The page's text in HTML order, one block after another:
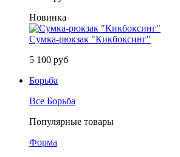
Новинка
Сумка-рюкзак "Кикбоксинг"
5 100 руб
Борьба
Все Борьба
Популярные товары
Форма